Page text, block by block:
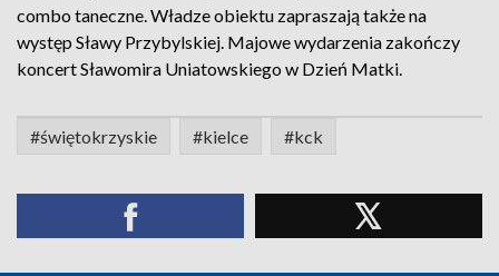
combo taneczne. Władze obiektu zapraszają także na
występ Sławy Przybylskiej. Majowe wydarzenia zakończy
koncert Sławomira Uniatowskiego w Dzień Matki.
#świętokrzyskie #kielce #kck